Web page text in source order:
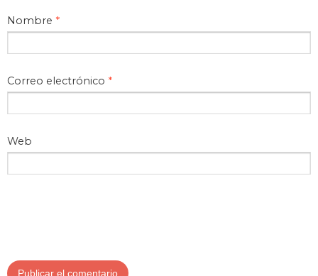
Nombre *
Correo electrónico *
Web